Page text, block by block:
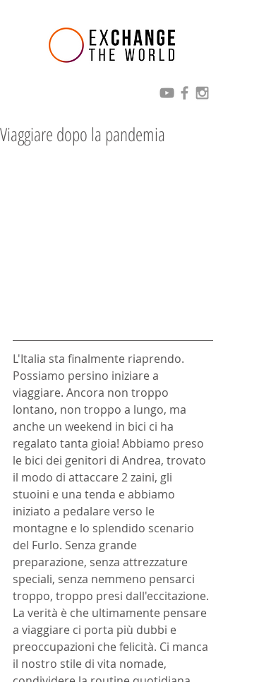
Viaggiare dopo la pandemia
L'Italia sta finalmente riaprendo.
Possiamo persino iniziare a
viaggiare. Ancora non troppo
lontano, non troppo a lungo, ma
anche un weekend in bici ci ha
regalato tanta gioia! Abbiamo preso
le bici dei genitori di Andrea, trovato
il modo di attaccare 2 zaini, gli
stuoini e una tenda e abbiamo
iniziato a pedalare verso le
montagne e lo splendido scenario
del Furlo. Senza grande
preparazione, senza attrezzature
speciali, senza nemmeno pensarci
troppo, troppo presi dall'eccitazione.
La verità è che ultimamente pensare
a viaggiare ci porta più dubbi e
preoccupazioni che felicità. Ci manca
il nostro stile di vita nomade,